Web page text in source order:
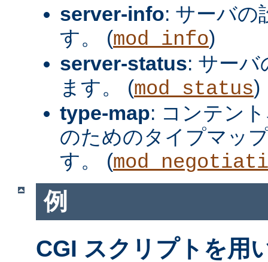
server-info: サーバの
す。 (mod_info)
server-status: サーバ
ます。 (mod_status)
type-map: コンテン
のためのタイプマッ
す。 (
例
CGI スクリプトを用